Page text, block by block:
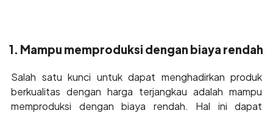
1. Mampu memproduksi dengan biaya rendah
Salah satu kunci untuk dapat menghadirkan produk
berkualitas dengan harga terjangkau adalah mampu
memproduksi dengan biaya rendah. Hal ini dapat